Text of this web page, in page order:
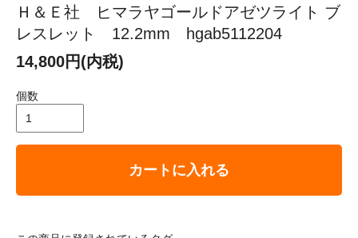
Ｈ＆Ｅ社 ヒマラヤゴールドアゼツライト ブ
レスレット 12.2mm hgab5112204
14,800円(内税)
個数
カートに入れる